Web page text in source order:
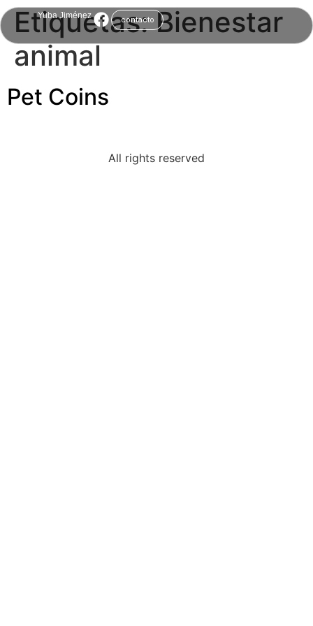
Yuba Jiménez contacto
Etiquetas:Bienestar
animal
Pet Coins
All rights reserved